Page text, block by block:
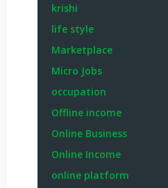
krishi
life style
Marketplace
Micro Jobs
occupation
Offline income
Online Business
Online Income
online platform